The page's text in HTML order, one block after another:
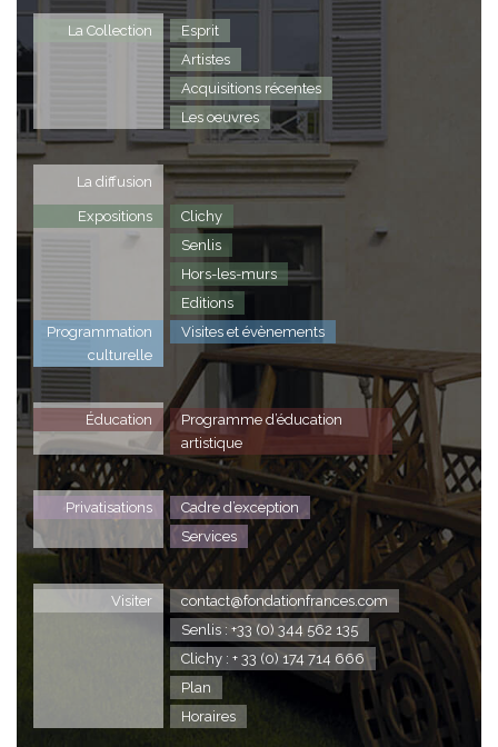
La Collection
Esprit
Artistes
Acquisitions récentes
Les oeuvres
La diffusion
Expositions
Clichy
Senlis
Hors-les-murs
Editions
Programmation
culturelle
Visites et évènements
Éducation
Programme d’éducation
artistique
Privatisations
Cadre d’exception
Services
Visiter
contact@fondationfrances.com
Senlis : +33 (0) 344 562 135
Clichy : + 33 (0) 174 714 666
Plan
Horaires